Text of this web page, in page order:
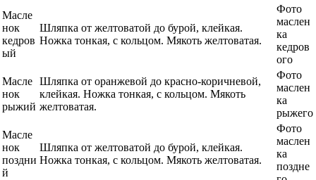
Масле
нок
кедров
ый
Шляпка от желтоватой до бурой, клейкая.
Ножка тонкая, с кольцом. Мякоть желтоватая.
Фото
маслен
ка
кедров
ого
Масле
нок
рыжий
Шляпка от оранжевой до красно-коричневой,
клейкая. Ножка тонкая, с кольцом. Мякоть
желтоватая.
Фото
маслен
ка
рыжего
Масле
нок
поздни
й
Шляпка от желтоватой до бурой, клейкая.
Ножка тонкая, с кольцом. Мякоть желтоватая.
Фото
маслен
ка
поздне